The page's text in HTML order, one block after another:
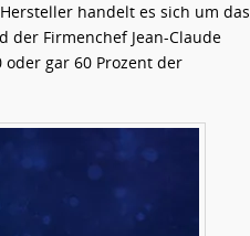
handelt es sich um das
der Firmenchef Jean-Claude
gar 60 Prozent der